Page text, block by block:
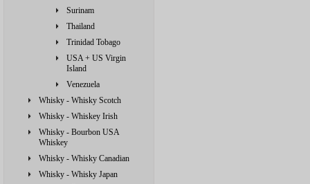
Surinam
Thailand
Trinidad Tobago
USA + US Virgin
Island
Venezuela
Whisky - Whisky Scotch
Whisky - Whiskey Irish
Whisky - Bourbon USA
Whiskey
Whisky - Whisky Canadian
Whisky - Whisky Japan